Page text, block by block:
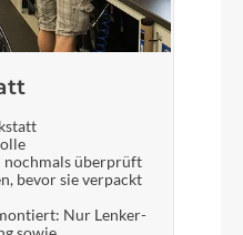
nochmals überprüft
bevor sie verpackt
Nur Lenker-